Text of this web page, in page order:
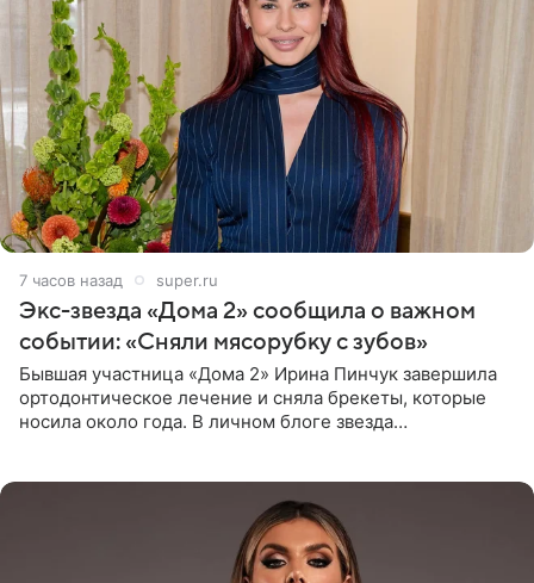
7 часов назад super.ru
Экс-звезда «Дома 2» сообщила о важном
событии: «Сняли мясорубку с зубов»
Бывшая участница «Дома 2» Ирина Пинчук завершила
ортодонтическое лечение и сняла брекеты, которые
носила около года. В личном блоге звезда